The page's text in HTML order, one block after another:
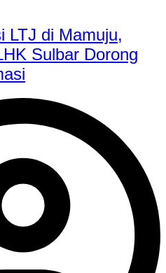
LTJ di Mamuju,
Sulbar Dorong